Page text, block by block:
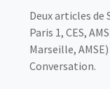
Deux articles
Paris 1, CES,
Marseille,
Conversation.